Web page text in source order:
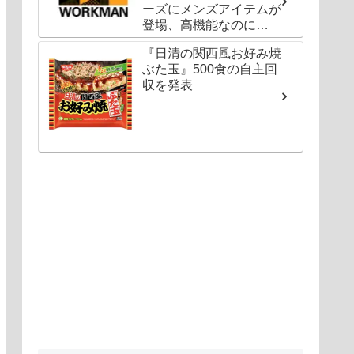
ーズにメンズアイテムが
登場、高機能なのに
1000円以下〜の圧倒的
コスパ
『日清の関西風お好み焼
ぶた玉』500食の自主回
収を発表